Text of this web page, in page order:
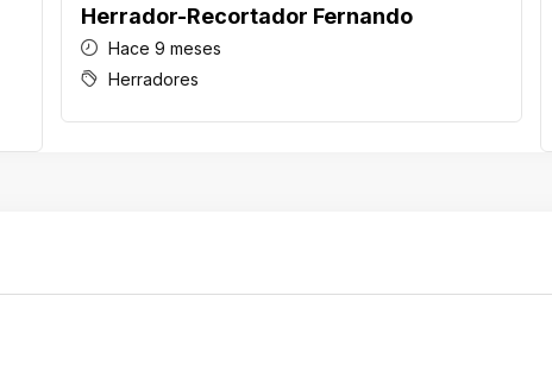
Herrador-Recortador Fernando
Hace 9 meses
Herradores